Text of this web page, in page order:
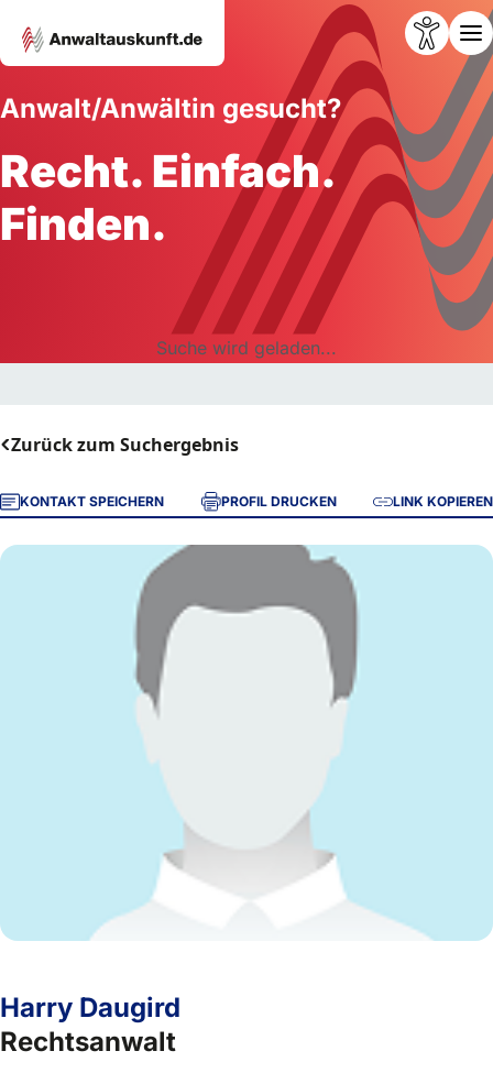
Anwalt/Anwältin gesucht?
Recht. Einfach.
Finden.
Suche wird geladen...
Zurück zum Suchergebnis
KONTAKT SPEICHERN PROFIL DRUCKEN LINK KOPIEREN
Harry Daugird
Rechtsanwalt